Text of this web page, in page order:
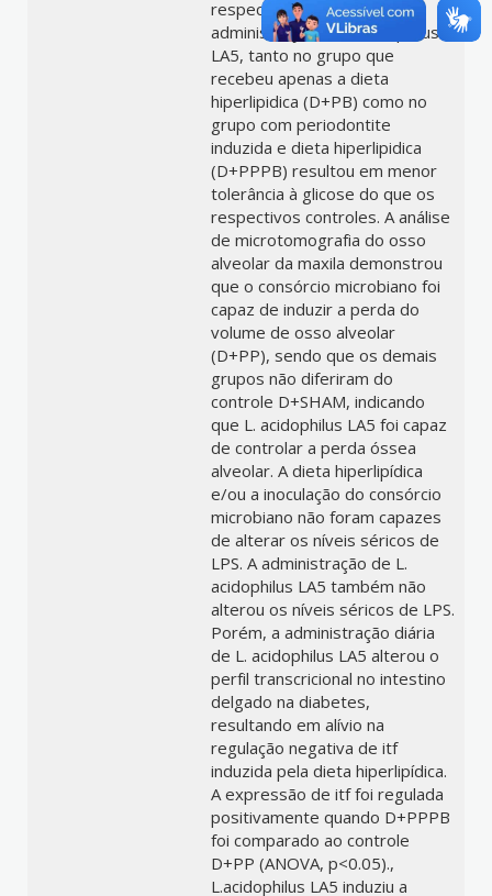
respectivamente. A
administração de L.acidophilus
LA5, tanto no grupo que
recebeu apenas a dieta
hiperlipidica (D+PB) como no
grupo com periodontite
induzida e dieta hiperlipidica
(D+PPPB) resultou em menor
tolerância à glicose do que os
respectivos controles. A análise
de microtomografia do osso
alveolar da maxila demonstrou
que o consórcio microbiano foi
capaz de induzir a perda do
volume de osso alveolar
(D+PP), sendo que os demais
grupos não diferiram do
controle D+SHAM, indicando
que L. acidophilus LA5 foi capaz
de controlar a perda óssea
alveolar. A dieta hiperlipídica
e/ou a inoculação do consórcio
microbiano não foram capazes
de alterar os níveis séricos de
LPS. A administração de L.
acidophilus LA5 também não
alterou os níveis séricos de LPS.
Porém, a administração diária
de L. acidophilus LA5 alterou o
perfil transcricional no intestino
delgado na diabetes,
resultando em alívio na
regulação negativa de itf
induzida pela dieta hiperlipídica.
A expressão de itf foi regulada
positivamente quando D+PPPB
foi comparado ao controle
D+PP (ANOVA, p<0.05).,
L.acidophilus LA5 induziu a